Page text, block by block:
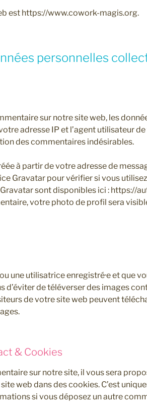
est https://www.cowork-magis.org.
personnelles
sur notre site web, les
adresse IP et l’agent utilisateur
des commentaires indésirables.
à partir de votre adresse de
Gravatar pour vérifier si vous
sont disponibles ici : https://
votre photo de profil sera
une utilisatrice enregistré·e et que
d’éviter de téléverser des images
de votre site web peuvent
& Cookies
sur notre site, il vous sera
web dans des cookies. C’est
si vous déposez un autre